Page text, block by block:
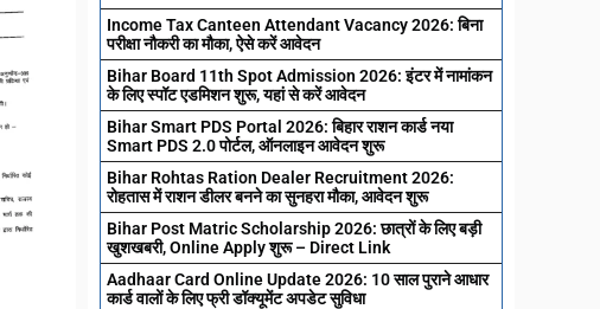
Income Tax Canteen Attendant Vacancy 2026: बिना
परीक्षा नौकरी का मौका, ऐसे करें आवेदन
Bihar Board 11th Spot Admission 2026: इंटर में नामांकन
के लिए स्पॉट एडमिशन शुरू, यहां से करें आवेदन
Bihar Smart PDS Portal 2026: बिहार राशन कार्ड नया
Smart PDS 2.0 पोर्टल, ऑनलाइन आवेदन शुरू
Bihar Rohtas Ration Dealer Recruitment 2026:
रोहतास में राशन डीलर बनने का सुनहरा मौका, आवेदन शुरू
Bihar Post Matric Scholarship 2026: छात्रों के लिए बड़ी
खुशखबरी, Online Apply शुरू – Direct Link
Aadhaar Card Online Update 2026: 10 साल पुराने आधार
कार्ड वालों के लिए फ्री डॉक्यूमेंट अपडेट सुविधा